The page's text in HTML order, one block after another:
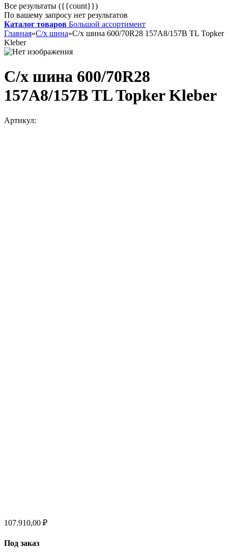
Все результаты ({{count}})
По вашему запросу нет результатов
Каталог товаров Большой ассортимент
Главная»С/х шина»С/х шина 600/70R28 157А8/157B TL Topker
Kleber
С/х шина 600/70R28
157А8/157B TL Topker Kleber
Артикул:
107.910,00 ₽
Под заказ